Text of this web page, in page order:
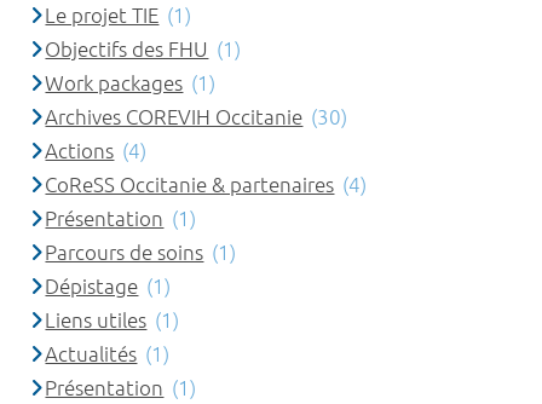
Le projet TIE (1)
Objectifs des FHU (1)
Work packages (1)
Archives COREVIH Occitanie (30)
Actions (4)
CoReSS Occitanie & partenaires (4)
Présentation (1)
Parcours de soins (1)
Dépistage (1)
Liens utiles (1)
Actualités (1)
Présentation (1)